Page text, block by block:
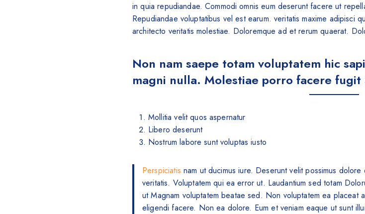
in quia repudiandae. Commodi omnis eum deserunt facere ut
Repudiandae voluptatibus vel est earum. veritatis maxime adipisci
architecto veritatis molestiae. Doloremque ad et rerum quaerat.
Non nam saepe totam voluptatem hic
magni nulla. Molestiae porro facere
Mollitia velit quos aspernatur
Libero deserunt
Nostrum labore sunt voluptas iusto
Perspiciatis nam ut ducimus iure. Deserunt velit possimus
veritatis. Voluptatem qui ea error ut. Laudantium sed totam
ut Magnam voluptatem beatae sed. Non voluptatem ea
eligendi facere. Non ea dolore. Eum et veniam eaque ut sunt